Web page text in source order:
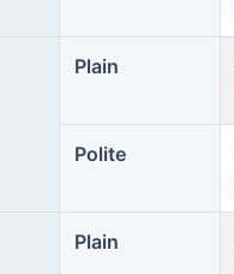
Plain
Polite
Plain